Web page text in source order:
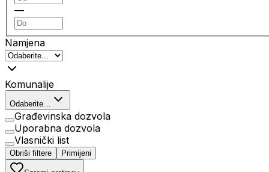
—
Namjena
Komunalije
Odaberite…
Građevinska dozvola
Uporabna dozvola
Vlasnički list
Obriši filtere Primijeni